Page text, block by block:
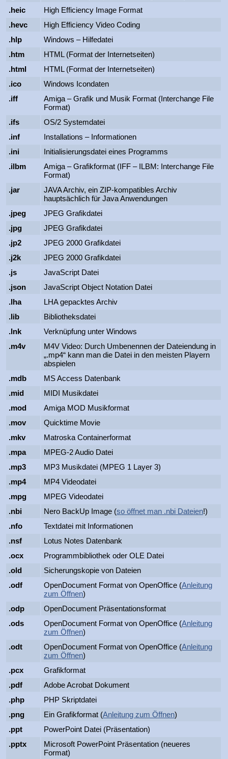
.heic
High Efficiency Image Format
.hevc
High Efficiency Video Coding
.hlp
Windows – Hilfedatei
.htm
HTML (Format der Internetseiten)
.html
HTML (Format der Internetseiten)
.ico
Windows Icondaten
.iff
Amiga – Grafik und Musik Format (Interchange File
Format)
.ifs
OS/2 Systemdatei
.inf
Installations – Informationen
.ini
Initialisierungsdatei eines Programms
.ilbm
Amiga – Grafikformat (IFF – ILBM: Interchange File
Format)
.jar
JAVA Archiv, ein ZIP-kompatibles Archiv
hauptsächlich für Java Anwendungen
.jpeg
JPEG Grafikdatei
.jpg
JPEG Grafikdatei
.jp2
JPEG 2000 Grafikdatei
.j2k
JPEG 2000 Grafikdatei
.js
JavaScript Datei
.json
JavaScript Object Notation Datei
.lha
LHA gepacktes Archiv
.lib
Bibliotheksdatei
.lnk
Verknüpfung unter Windows
.m4v
M4V Video: Durch Umbenennen der Dateiendung in
„.mp4“ kann man die Datei in den meisten Playern
abspielen
.mdb
MS Access Datenbank
.mid
MIDI Musikdatei
.mod
Amiga MOD Musikformat
.mov
Quicktime Movie
.mkv
Matroska Containerformat
.mpa
MPEG-2 Audio Datei
.mp3
MP3 Musikdatei (MPEG 1 Layer 3)
.mp4
MP4 Videodatei
.mpg
MPEG Videodatei
.nbi
Nero BackUp Image (so öffnet man .nbi Dateien!)
.nfo
Textdatei mit Informationen
.nsf
Lotus Notes Datenbank
.ocx
Programmbibliothek oder OLE Datei
.old
Sicherungskopie von Dateien
.odf
OpenDocument Format von OpenOffice (Anleitung
zum Öffnen)
.odp
OpenDocument Präsentationsformat
.ods
OpenDocument Format von OpenOffice (Anleitung
zum Öffnen)
.odt
OpenDocument Format von OpenOffice (Anleitung
zum Öffnen)
.pcx
Grafikformat
.pdf
Adobe Acrobat Dokument
.php
PHP Skriptdatei
.png
Ein Grafikformat (Anleitung zum Öffnen)
.ppt
PowerPoint Datei (Präsentation)
.pptx
Microsoft PowerPoint Präsentation (neueres
Format)